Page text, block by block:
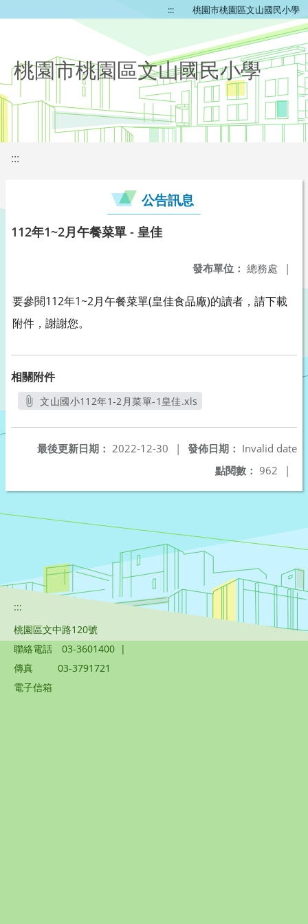
::: 桃園市桃園區文山國民小學
桃園市桃園區文山國民小學
:::
公告訊息
112年1~2月午餐菜單 - 皇佳
發布單位： 總務處 |
要參閱112年1~2月午餐菜單(皇佳食品廠)的讀者，請下載
附件，謝謝您。
相關附件
文山國小112年1-2月菜單-1皇佳.xls
發佈日期： Invalid date
最後更新日期： 2022-12-30
|
點閱數： 962 |
:::
桃園區文中路120號
聯絡電話
03-3601400 |
傳真
03-3791721
電子信箱